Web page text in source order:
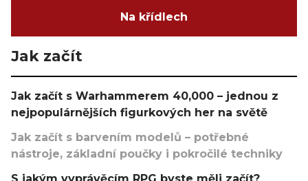
Na křídlech
Jak začít
Jak začít s Warhammerem 40,000 – jednou z
nejpopulárnějších figurkových her na světě
Jak začít s barvením modelů – potřebné
nástroje, základní poučky i pokročilé techniky